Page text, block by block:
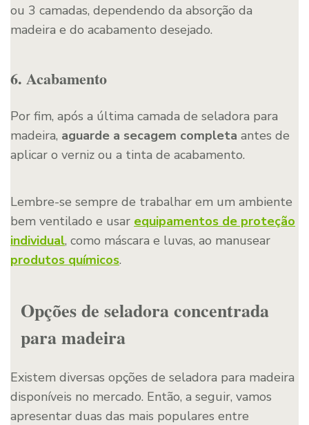
ou 3 camadas, dependendo da absorção da
madeira e do acabamento desejado.
6. Acabamento
Por fim, após a última camada de seladora para
madeira, aguarde a secagem completa antes de
aplicar o verniz ou a tinta de acabamento.
Lembre-se sempre de trabalhar em um ambiente
bem ventilado e usar equipamentos de proteção
individual, como máscara e luvas, ao manusear
produtos químicos.
Opções de seladora concentrada
para madeira
Existem diversas opções de seladora para madeira
disponíveis no mercado. Então, a seguir, vamos
apresentar duas das mais populares entre